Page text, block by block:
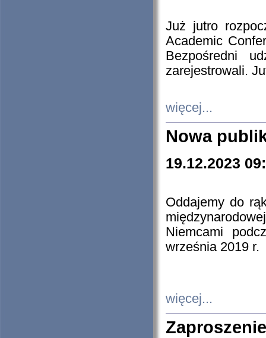
Już jutro
Academic
Bezpośredni
zarejestrowali.
więcej...
Nowa
19.12.2023
Oddajemy do
Niemcami
września 2019 r.
więcej...